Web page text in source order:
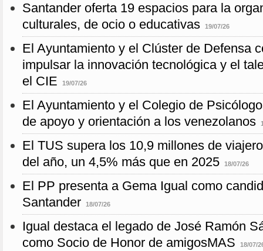
Santander oferta 19 espacios para la
culturales, de ocio o educativas
19/07/26
El Ayuntamiento y el Clúster de Defensa
impulsar la innovación tecnológica y el
el CIE
19/07/26
El Ayuntamiento y el Colegio de
de apoyo y orientación a los venezolanos
El TUS supera los 10,9 millones de
del año, un 4,5% más que en 2025
18/07/26
El PP presenta a Gema Igual como
Santander
18/07/26
Igual destaca el legado de José Ramón
como Socio de Honor de amigosMAS
18/07/